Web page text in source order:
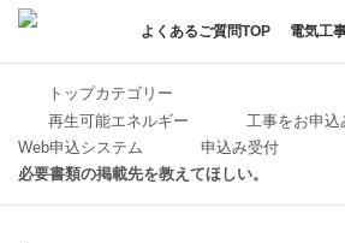
よくあるご質問TOP 電気工
トップカテゴリー
再生可能エネルギー
工事をお申込
Web申込システム
申込み受付
必要書類の掲載先を教えてほしい。